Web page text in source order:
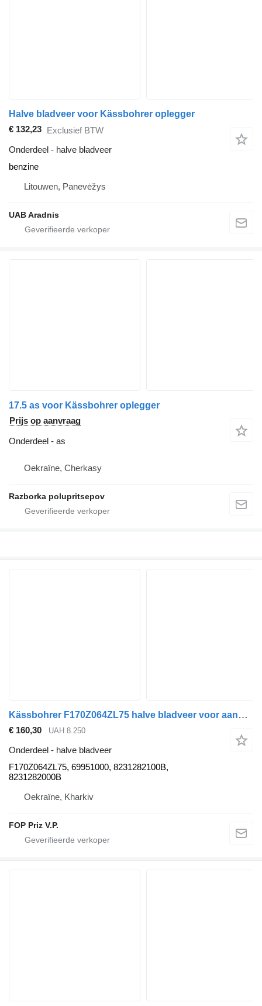
Halve bladveer voor Kässbohrer oplegger
€ 132,23 Exclusief BTW
Onderdeel - halve bladveer
benzine
Litouwen, Panevėžys
UAB Aradnis
17.5 as voor Kässbohrer oplegger
Prijs op aanvraag
Onderdeel - as
Oekraïne, Cherkasy
Razborka polupritsepov
Kässbohrer F170Z064ZL75 halve bladveer voor aanhanger
€ 160,30 UAH 8.250
Onderdeel - halve bladveer
F170Z064ZL75, 69951000, 8231282100B,
8231282000B
Oekraïne, Kharkiv
FOP Priz V.P.